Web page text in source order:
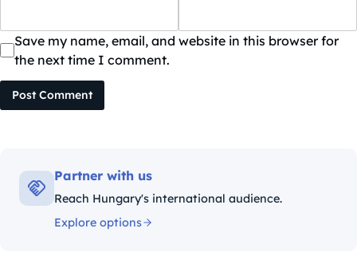
Save my name, email, and website in this browser for
the next time I comment.
Post Comment
Partner with us
Reach Hungary's international audience.
Explore options